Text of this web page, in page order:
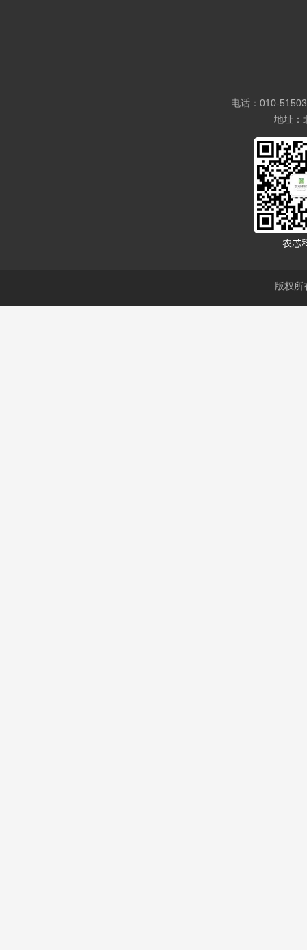
电话：010-
地址：
版权